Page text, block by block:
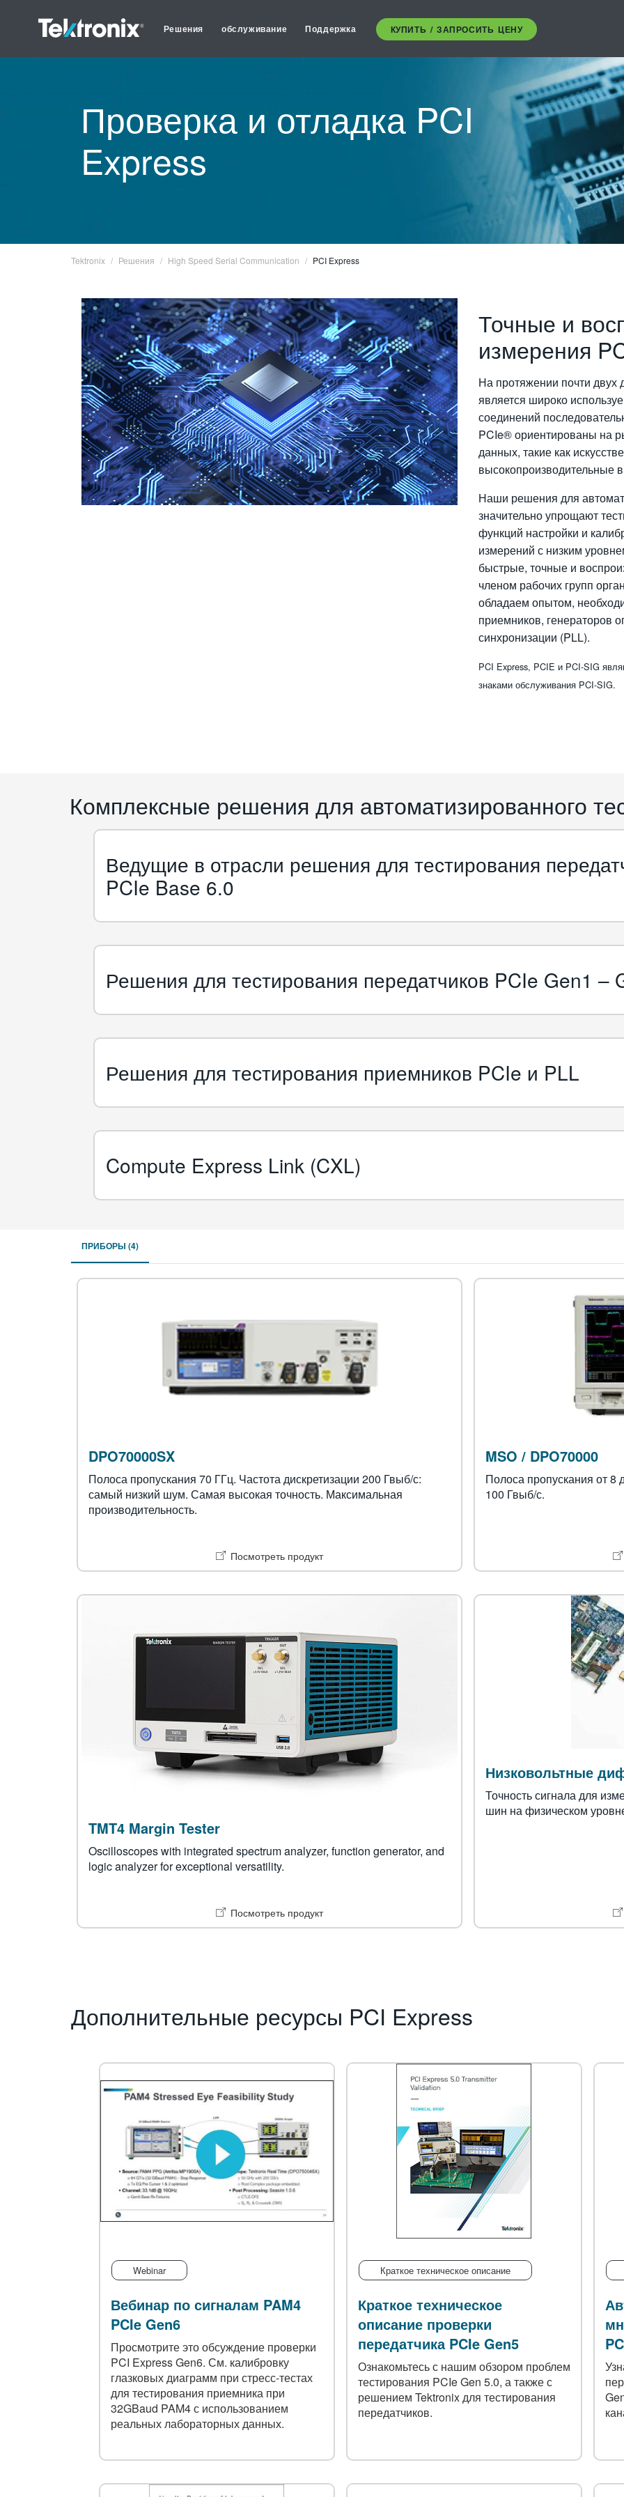
Решения обслуживание Поддержка КУПИТЬ / ЗАПРОСИТЬ ЦЕНУ
Проверка и отладка PCI
Express
Tektronix Решения High Speed Serial Communication PCI Express
Точные и
измерения
На протяжении почти двух
является широко
соединений
PCIe® ориентированы на
данных, такие как
высокопроизводительные
Наши решения для
значительно упрощают
функций настройки и
измерений с низким
быстрые, точные и
членом рабочих групп
обладаем опытом,
приемников, генераторов
синхронизации (PLL).
PCI Express, PCIE и PCI-SIG
знаками обслуживания PCI-SIG.
Комплексные решения для автоматизированного
Ведущие в отрасли решения для тестирования
PCIe Base 6.0
Решения для тестирования передатчиков PCIe Gen1 –
Решения для тестирования приемников PCIe и PLL
Compute Express Link (CXL)
ПРИБОРЫ (4)
DPO70000SX
Полоса пропускания 70 ГГц. Частота дискретизации 200 Гвыб/с:
самый низкий шум. Самая высокая точность. Максимальная
производительность.
Посмотреть продукт
MSO / DPO70000
Полоса пропускания от 8
100 Гвыб/с.
TMT4 Margin Tester
Oscilloscopes with integrated spectrum analyzer, function generator, and
logic analyzer for exceptional versatility.
Посмотреть продукт
Низковольтные
Точность сигнала для
шин на физическом
Дополнительные ресурсы PCI Express
Webinar
Вебинар по сигналам PAM4
PCIe Gen6
Просмотрите это обсуждение проверки
PCI Express Gen6. См. калибровку
глазковых диаграмм при стресс-тестах
для тестирования приемника при
32GBaud PAM4 с использованием
реальных лабораторных данных.
Краткое техническое описание
Краткое техническое
описание проверки
передатчика PCIe Gen5
Ознакомьтесь с нашим обзором проблем
тестирования PCIe Gen 5.0, а также с
решением Tektronix для тестирования
передатчиков.